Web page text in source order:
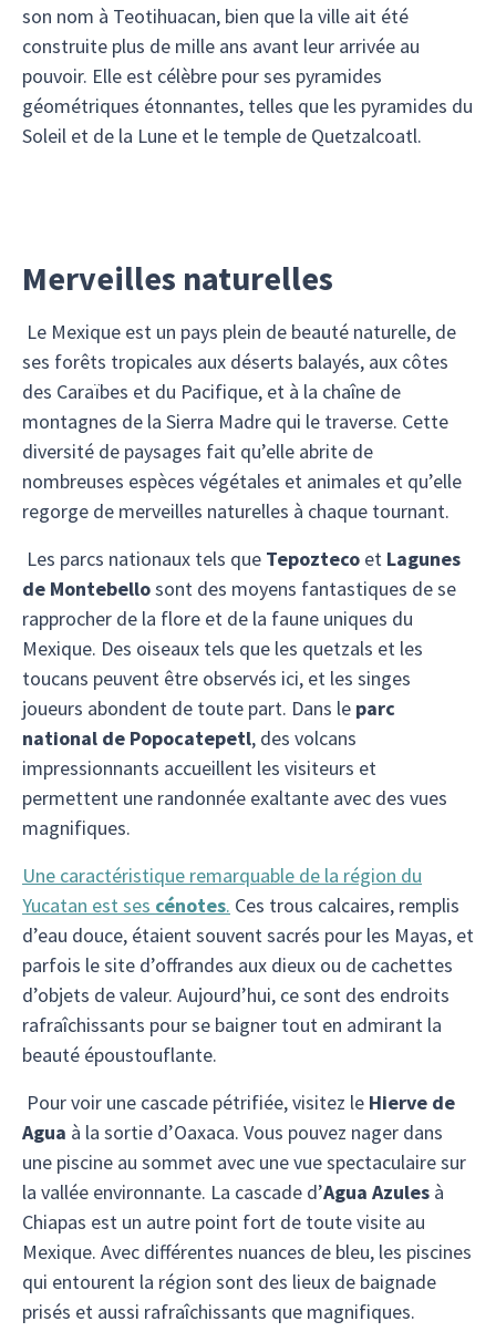
son nom à Teotihuacan, bien que la ville ait été
construite plus de mille ans avant leur arrivée au
pouvoir. Elle est célèbre pour ses pyramides
géométriques étonnantes, telles que les pyramides du
Soleil et de la Lune et le temple de Quetzalcoatl.
Merveilles naturelles
Le Mexique est un pays plein de beauté naturelle, de
ses forêts tropicales aux déserts balayés, aux côtes
des Caraïbes et du Pacifique, et à la chaîne de
montagnes de la Sierra Madre qui le traverse. Cette
diversité de paysages fait qu’elle abrite de
nombreuses espèces végétales et animales et qu’elle
regorge de merveilles naturelles à chaque tournant.
Les parcs nationaux tels que Tepozteco et Lagunes
de Montebellosont des moyens fantastiques de se
rapprocher de la flore et de la faune uniques du
Mexique. Des oiseaux tels que les quetzals et les
toucans peuvent être observés ici, et les singes
joueurs abondent de toute part. Dans le parc
national de Popocatepetl, des volcans
impressionnants accueillent les visiteurs et
permettent une randonnée exaltante avec des vues
magnifiques.
Une caractéristique remarquable de la région du
Yucatan est ses cénotes. Ces trous calcaires, remplis
d’eau douce, étaient souvent sacrés pour les Mayas, et
parfois le site d’offrandes aux dieux ou de cachettes
d’objets de valeur. Aujourd’hui, ce sont des endroits
rafraîchissants pour se baigner tout en admirant la
beauté époustouflante.
Pour voir une cascade pétrifiée, visitez le Hierve de
Agua à la sortie d’Oaxaca. Vous pouvez nager dans
une piscine au sommet avec une vue spectaculaire sur
la vallée environnante. La cascade d’Agua Azules à
Chiapas est un autre point fort de toute visite au
Mexique. Avec différentes nuances de bleu, les piscines
qui entourent la région sont des lieux de baignade
prisés et aussi rafraîchissants que magnifiques.